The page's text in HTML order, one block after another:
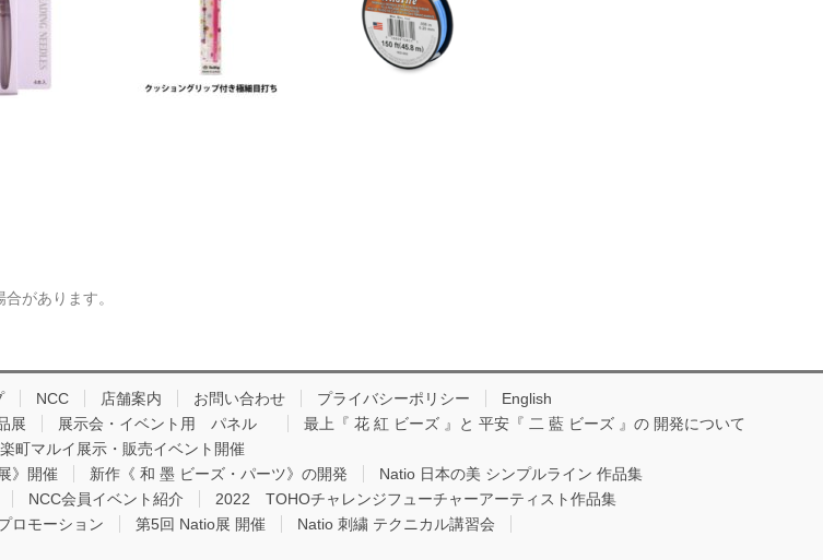
があります。
NCC 店舗案内 お問い合わせ プライバシーポリシー
English
展 展示会・イベント用 パネル
最上『 花 紅 ビーズ 』と 平安『 二 藍 ビーズ 』の 開発について
町マルイ展示・販売イベント開催
》開催
新作《 和 墨 ビーズ・パーツ》の開発
Natio 日本の美 シンプルライン 作品集
NCC会員イベント紹介
2022 TOHOチャレンジフューチャーアーティスト作品集
ロモーション 第5回 Natio展 開催 Natio 刺繍 テクニカル講習会